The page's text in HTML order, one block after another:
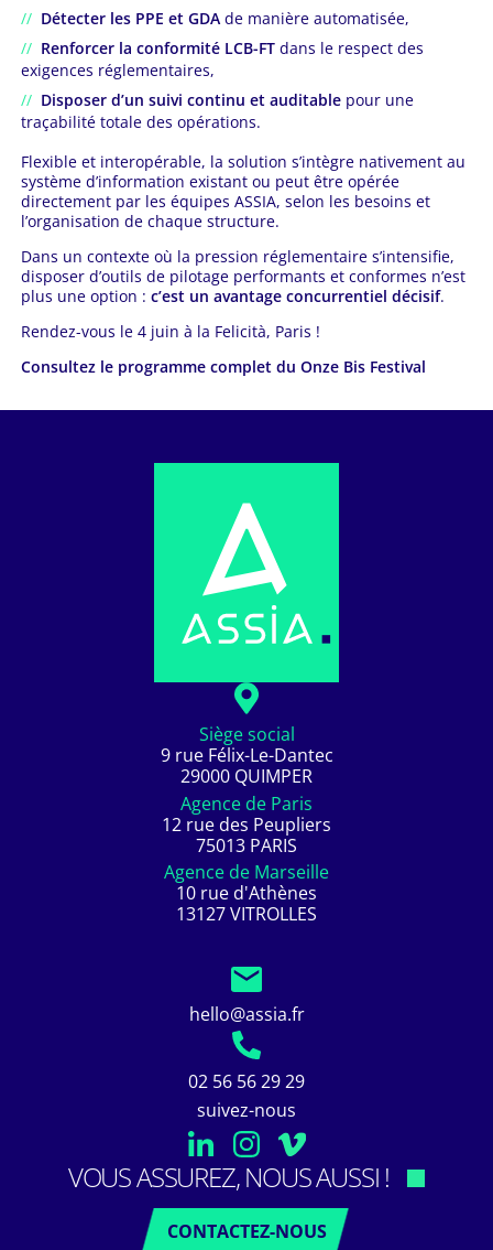
Détecter les PPE et GDAde manière automatisée,
Renforcer la conformité LCB-FTdans le respect des
exigences réglementaires,
Disposer d’un suivi continu et auditablepour une
traçabilité totale des opérations.
Flexible et interopérable, la solution s’intègre nativement au
système d’information existant ou peut être opérée
directement par les équipes ASSIA, selon les besoins et
l’organisation de chaque structure.
Dans un contexte où la pression réglementaire s’intensifie,
disposer d’outils de pilotage performants et conformes n’est
plus une option : c’est un avantage concurrentiel décisif.
Rendez-vous le 4 juin à la Felicità, Paris !
Consultez le programme complet du Onze Bis Festival
Siège social
9 rue Félix-Le-Dantec
29000 QUIMPER
Agence de Paris
12 rue des Peupliers
75013 PARIS
Agence de Marseille
10 rue d'Athènes
13127 VITROLLES
hello@assia.fr
02 56 56 29 29
suivez-nous
VOUS ASSUREZ, NOUS AUSSI !
CONTACTEZ-NOUS